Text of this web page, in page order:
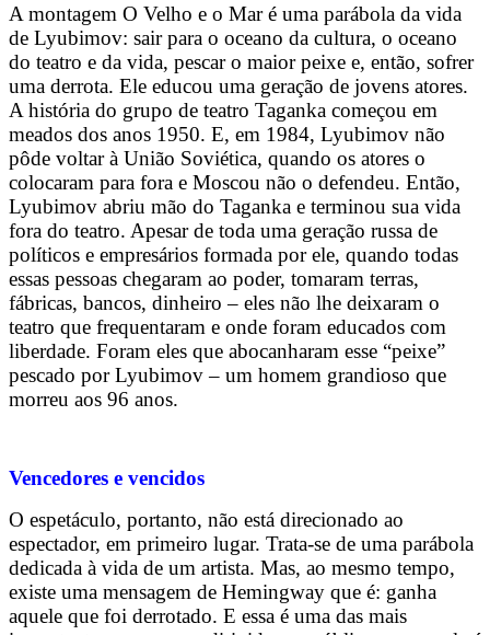
A montagem O Velho e o Mar é uma parábola da vida
de Lyubimov: sair para o oceano da cultura, o oceano
do teatro e da vida, pescar o maior peixe e, então, sofrer
uma derrota. Ele educou uma geração de jovens atores.
A história do grupo de teatro Taganka começou em
meados dos anos 1950. E, em 1984, Lyubimov não
pôde voltar à União Soviética, quando os atores o
colocaram para fora e Moscou não o defendeu. Então,
Lyubimov abriu mão do Taganka e terminou sua vida
fora do teatro. Apesar de toda uma geração russa de
políticos e empresários formada por ele, quando todas
essas pessoas chegaram ao poder, tomaram terras,
fábricas, bancos, dinheiro – eles não lhe deixaram o
teatro que frequentaram e onde foram educados com
liberdade. Foram eles que abocanharam esse “peixe”
pescado por Lyubimov – um homem grandioso que
morreu aos 96 anos.
Vencedores e vencidos
O espetáculo, portanto, não está direcionado ao
espectador, em primeiro lugar. Trata-se de uma parábola
dedicada à vida de um artista. Mas, ao mesmo tempo,
existe uma mensagem de Hemingway que é: ganha
aquele que foi derrotado. E essa é uma das mais